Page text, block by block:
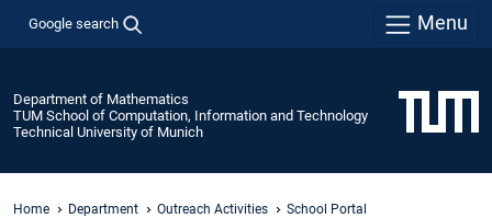
Google search Menu
Department of Mathematics
TUM School of Computation, Information and Technology
Technical University of Munich
Home Department Outreach Activities
School Portal